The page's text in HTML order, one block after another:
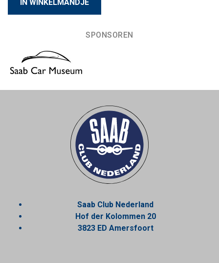
SPONSOREN
Saab Club Nederland
Hof der Kolommen 20
3823 ED Amersfoort